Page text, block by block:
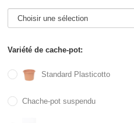
Variété de cache-pot:
Standard Plasticotto
Chache-pot suspendu